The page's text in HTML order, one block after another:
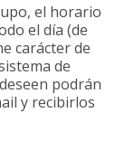
el horario
el día (de
carácter de
de
podrán
y recibirlos